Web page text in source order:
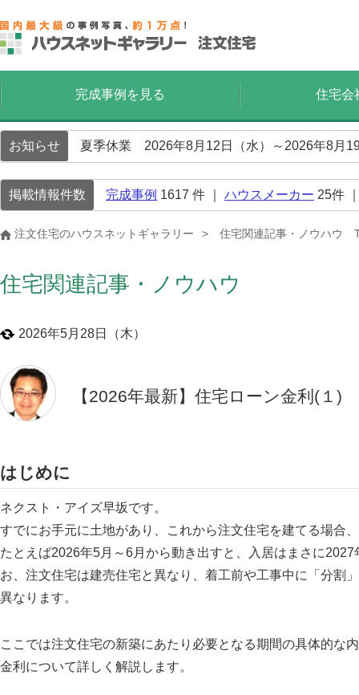
完成事例を見る 住宅会
お知らせ 夏季休業 2026年8月12日（水）～2026年8月
掲載情報件数 完成事例 1617 件 ｜ ハウスメーカー 25件
注文住宅のハウスネットギャラリー 住宅関連記事・ノウハウ
住宅関連記事・ノウハウ
2026年5月28日（木）
【2026年最新】住宅ローン金利(１)
はじめに
ネクスト・アイズ早坂です。
すでにお手元に土地があり、これから注文住宅を建てる場合
たとえば2026年5月～6月から動き出すと、入居はまさに
お、注文住宅は建売住宅と異なり、着工前や工事中に「分割
異なります。
ここでは注文住宅の新築にあたり必要となる期間の具体的な
金利について詳しく解説します。